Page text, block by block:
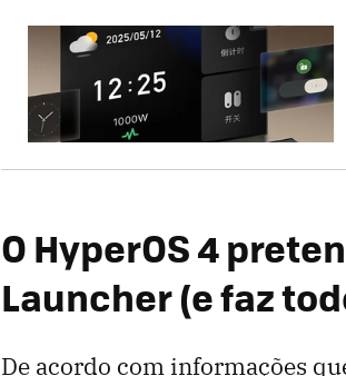
O HyperOS 4
Launcher (e faz
De acordo com informações